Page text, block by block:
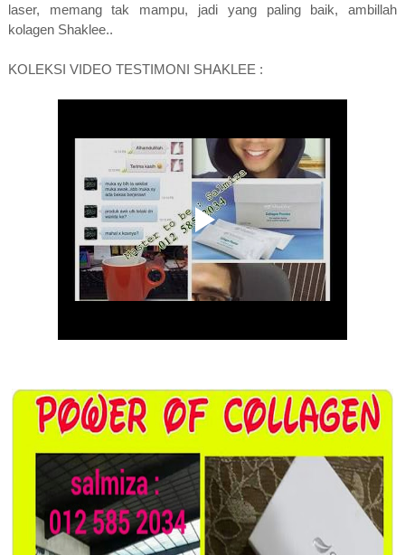
laser, memang tak mampu, jadi yang paling baik, ambillah
kolagen Shaklee..
KOLEKSI VIDEO TESTIMONI SHAKLEE :